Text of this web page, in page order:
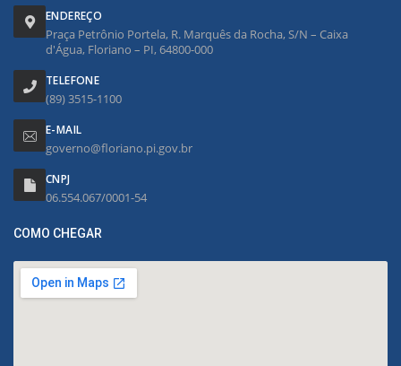
ENDEREÇO
Praça Petrônio Portela, R. Marquês da Rocha, S/N – Caixa
d'Água, Floriano – PI, 64800-000
TELEFONE
(89) 3515-1100
E-MAIL
governo@floriano.pi.gov.br
CNPJ
06.554.067/0001-54
COMO CHEGAR